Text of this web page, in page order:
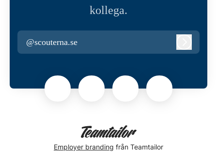
kollega.
@scouterna.se
Employer branding från Teamtailor